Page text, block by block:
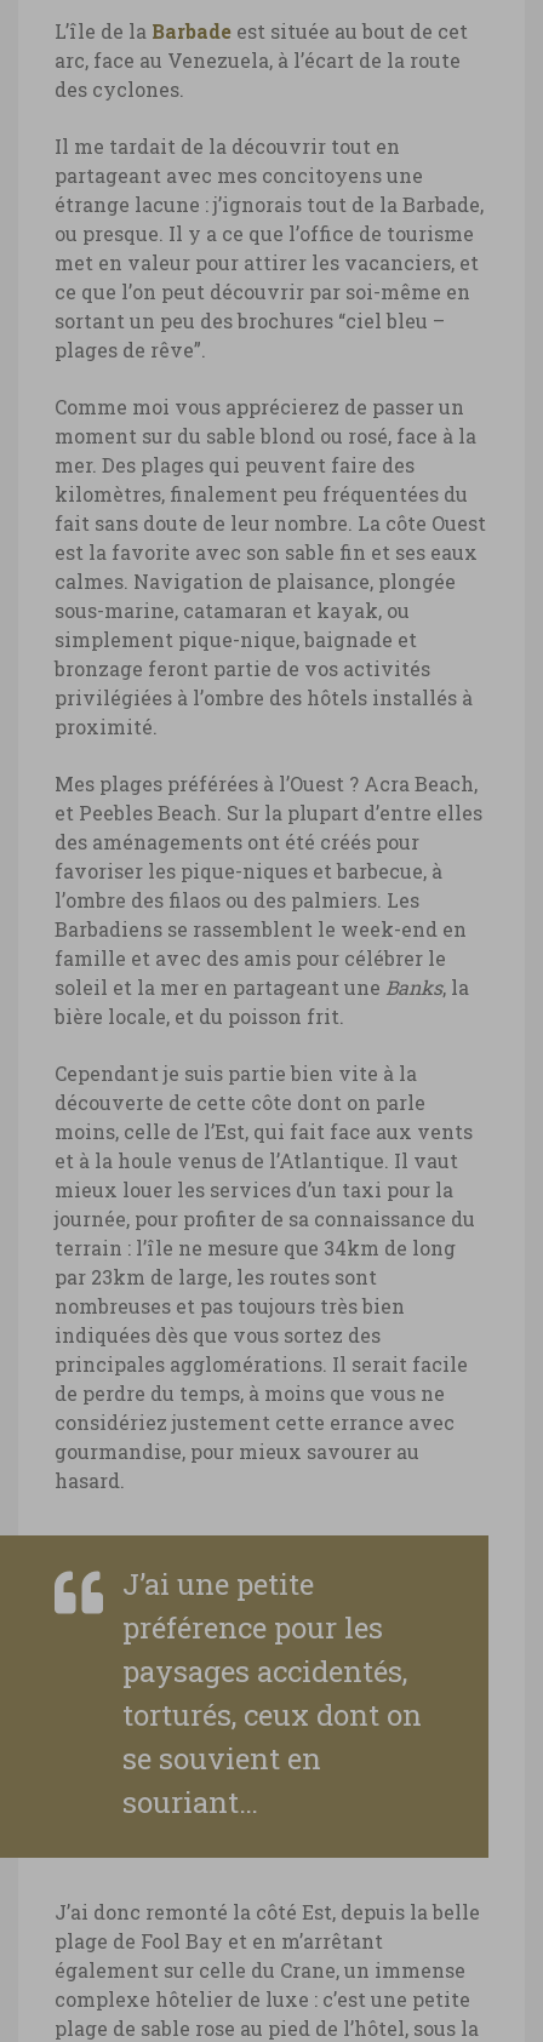
L’île de la Barbade est située au bout de cet
arc, face au Venezuela, à l’écart de la route
des cyclones.
Il me tardait de la découvrir tout en
partageant avec mes concitoyens une
étrange lacune : j’ignorais tout de la Barbade,
ou presque. Il y a ce que l’office de tourisme
met en valeur pour attirer les vacanciers, et
ce que l’on peut découvrir par soi-même en
sortant un peu des brochures “ciel bleu –
plages de rêve”.
Comme moi vous apprécierez de passer un
moment sur du sable blond ou rosé, face à la
mer. Des plages qui peuvent faire des
kilomètres, finalement peu fréquentées du
fait sans doute de leur nombre. La côte Ouest
est la favorite avec son sable fin et ses eaux
calmes. Navigation de plaisance, plongée
sous-marine, catamaran et kayak, ou
simplement pique-nique, baignade et
bronzage feront partie de vos activités
privilégiées à l’ombre des hôtels installés à
proximité.
Mes plages préférées à l’Ouest ? Acra Beach,
et Peebles Beach. Sur la plupart d’entre elles
des aménagements ont été créés pour
favoriser les pique-niques et barbecue, à
l’ombre des filaos ou des palmiers. Les
Barbadiens se rassemblent le week-end en
famille et avec des amis pour célébrer le
soleil et la mer en partageant une Banks, la
bière locale, et du poisson frit.
Cependant je suis partie bien vite à la
découverte de cette côte dont on parle
moins, celle de l’Est, qui fait face aux vents
et à la houle venus de l’Atlantique. Il vaut
mieux louer les services d’un taxi pour la
journée, pour profiter de sa connaissance du
terrain : l’île ne mesure que 34km de long
par 23km de large, les routes sont
nombreuses et pas toujours très bien
indiquées dès que vous sortez des
principales agglomérations. Il serait facile
de perdre du temps, à moins que vous ne
considériez justement cette errance avec
gourmandise, pour mieux savourer au
hasard.
J’ai une petite
préférence pour les
paysages accidentés,
torturés, ceux dont on
se souvient en
souriant…
J’ai donc remonté la côté Est, depuis la belle
plage de Fool Bay et en m’arrêtant
également sur celle du Crane, un immense
complexe hôtelier de luxe : c’est une petite
plage de sable rose au pied de l’hôtel, sous la